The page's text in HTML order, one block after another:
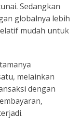
Sedangkan
globalnya lebih
mudah untuk
melainkan
dengan